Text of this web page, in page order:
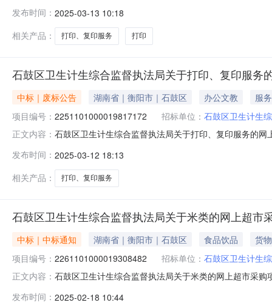
码:430407项目所在行政区划名称:湖南省衡阳市石鼓区
发布时间： 2025-03-13 10:18
相关产品：
打印、复印服务 打印
石鼓区卫生计生综合监督执法局关于打印、复印服务
中标｜废标公告 湖南省｜衡阳市｜石鼓区 办公文教
服务
项目编号： 2251101000019817172 招标单位： 石鼓区卫生计生
正文内容： 石鼓区卫生计生综合监督执法局关于打印、复印服务的
因类型:信息填写-错误，重新下单补充说明:数量填写-错
真：2、采购代理机构名
发布时间： 2025-03-12 18:13
相关产品：
打印、复印服务
石鼓区卫生计生综合监督执法局关于米类的网上超市
中标｜中标通知 湖南省｜衡阳市｜石鼓区 食品饮品
货物
项目编号： 2261101000019308482 招标单位： 石鼓区卫生计生
正文内容： 石鼓区卫生计生综合监督执法局关于米类的网上超市采
名称:湖南省衡阳市石鼓区报价起止时间:-二、采购单位
发布时间： 2025-02-18 10:44